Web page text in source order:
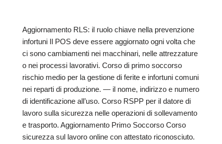
Aggiornamento RLS: il ruolo chiave nella prevenzione
infortuni Il POS deve essere aggiornato ogni volta che
ci sono cambiamenti nei macchinari, nelle attrezzature
o nei processi lavorativi. Corso di primo soccorso
rischio medio per la gestione di ferite e infortuni comuni
nei reparti di produzione. — il nome, indirizzo e numero
di identificazione all’uso. Corso RSPP per il datore di
lavoro sulla sicurezza nelle operazioni di sollevamento
e trasporto. Aggiornamento Primo Soccorso Corso
sicurezza sul lavoro online con attestato riconosciuto.